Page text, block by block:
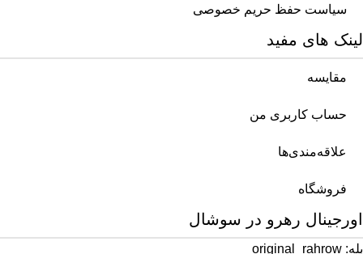
سیاست حفظ حریم خصوصی
لینک های مفید
مقایسه
حساب کاربری من
علاقه‌مندی‌ها
فروشگاه
اورجینال رهرو در سوشال
بله: original_rahrow